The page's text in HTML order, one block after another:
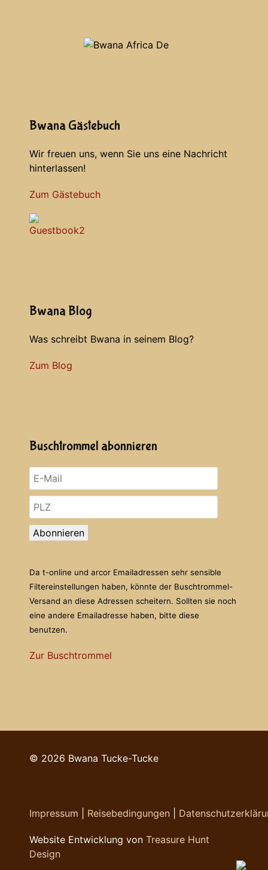
Bwana Gästebuch
Wir freuen uns, wenn Sie uns eine Nachricht
hinterlassen!
Zum Gästebuch
Bwana Blog
Was schreibt Bwana in seinem Blog?
Zum Blog
Buschtrommel abonnieren
Abonnieren
Da t-online und arcor Emailadressen sehr sensible
Filtereinstellungen haben, könnte der Buschtrommel-
Versand an diese Adressen scheitern. Sollten sie noch
eine andere Emailadresse haben, bitte diese
benutzen.
Zur Buschtrommel
© 2026 Bwana Tucke-Tucke
Impressum Reisebedingungen
Website Entwicklung von Treasure Hunt
Design